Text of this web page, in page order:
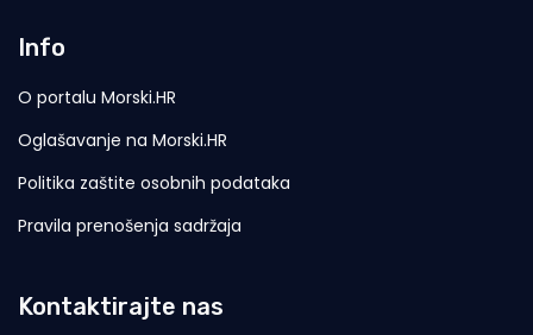
Info
O portalu Morski.HR
Oglašavanje na Morski.HR
Politika zaštite osobnih podataka
Pravila prenošenja sadržaja
Kontaktirajte nas